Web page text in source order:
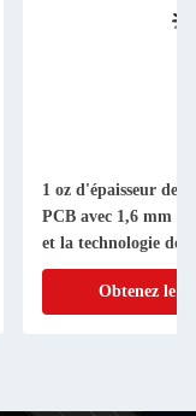
1 oz d'épaisseur de
PCB avec 1,6 mm
et la technologie de
Obtenez le